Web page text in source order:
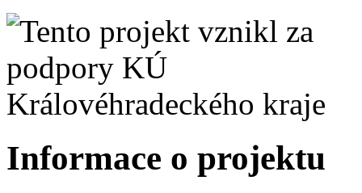
Informace o projektu